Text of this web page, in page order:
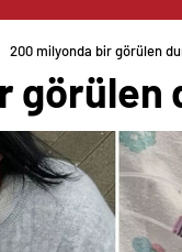
200 milyonda bir görülen
görülen